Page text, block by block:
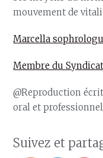
mouvement de
Marcella
Membre du
@Reproduction
oral et
Suivez et